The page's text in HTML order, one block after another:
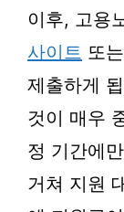
이후, 고용
사이트 또
제출하게
것이 매우
정 기간에
거쳐 지원